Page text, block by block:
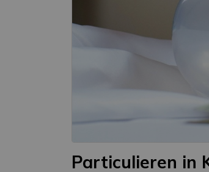
Particulieren in